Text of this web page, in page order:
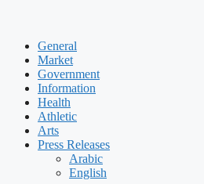
General
Market
Government
Information
Health
Athletic
Arts
Press Releases
Arabic
English